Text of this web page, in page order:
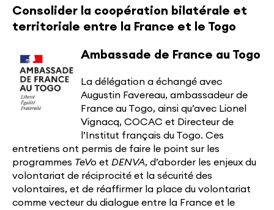
Consolider la coopération bilatérale et
territoriale entre la France et le Togo
Ambassade de France au Togo
La délégation a échangé avec
Augustin Favereau, ambassadeur de
France au Togo, ainsi qu’avec Lionel
Vignacq, COCAC et Directeur de
l’Institut français du Togo. Ces
entretiens ont permis de faire le point sur les
programmes TeVo et DENVA, d’aborder les enjeux du
volontariat de réciprocité et la sécurité des
volontaires, et de réaffirmer la place du volontariat
comme vecteur du dialogue entre la France et le